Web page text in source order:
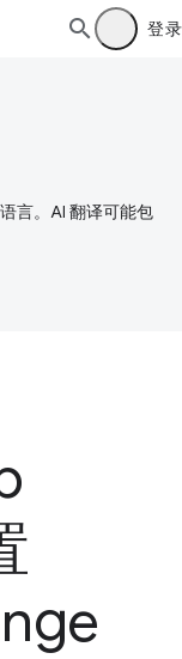
登录
言。AI 翻译可能包